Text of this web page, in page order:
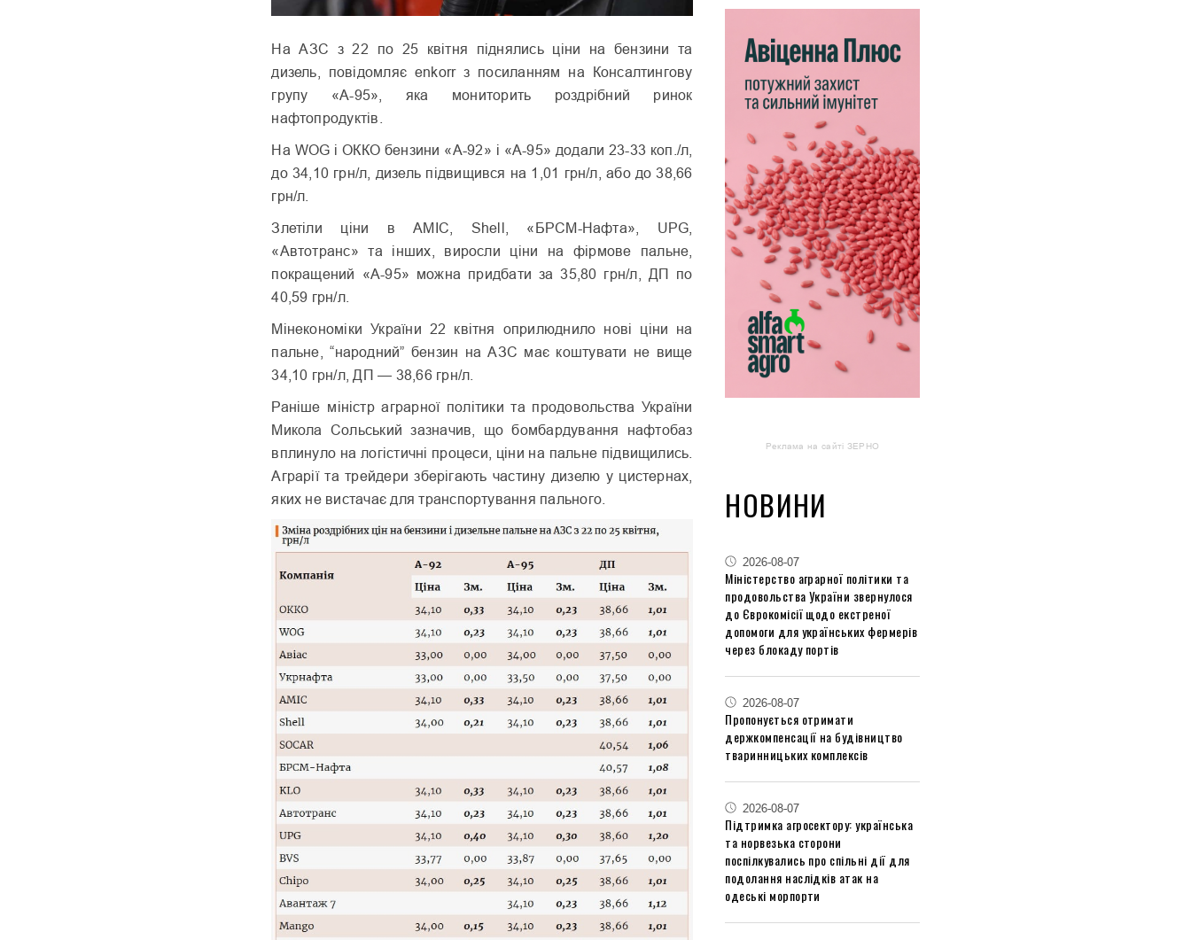
На АЗС з 22 по 25 квітня піднялись ціни на бензини та
дизель, повідомляє enkorr з посиланням на Консалтингову
групу «А-95», яка мониторить роздрібний ринок
нафтопродуктів.
На WOG і ОККО бензини «А-92» і «А-95» додали 23-33 коп./л,
до 34,10 грн/л, дизель підвищився на 1,01 грн/л, або до 38,66
грн/л.
Злетіли ціни в AMIC, Shell, «БРСМ-Нафта», UPG,
«Автотранс» та інших, виросли ціни на фірмове пальне,
покращений «А-95» можна придбати за 35,80 грн/л, ДП по
40,59 грн/л.
Мінекономіки України 22 квітня оприлюднило нові ціни на
пальне, “народний” бензин на АЗС має коштувати не вище
34,10 грн/л, ДП — 38,66 грн/л.
Раніше міністр аграрної політики та продовольства України
Микола Сольський зазначив, що бомбардування нафтобаз
вплинуло на логістичні процеси, ціни на пальне підвищились.
Аграрії та трейдери зберігають частину дизелю у цистернах,
яких не вистачає для транспортування пального.
Реклама на сайті ЗЕРНО
НОВИНИ
2026-08-07
Міністерство аграрної політики та
продовольства України звернулося
до Єврокомісії щодо екстреної
допомоги для українських фермерів
через блокаду портів
2026-08-07
Пропонується отримати
держкомпенсації на будівництво
тваринницьких комплексів
2026-08-07
Підтримка агросектору: українська
та норвезька сторони
поспілкувались про спільні дії для
подолання наслідків атак на
одеські морпорти